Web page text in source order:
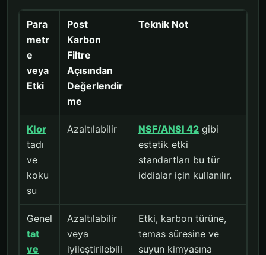
Para
metr
e
veya
Etki
Post
Karbon
Filtre
Açısından
Değerlendir
me
Teknik Not
Klor
tadı
ve
koku
su
Azaltılabilir NSF/ANSI 42 gibi
estetik etki
standartları bu tür
iddialar için kullanılır.
Genel
tat
ve
Azaltılabilir
veya
iyileştirilebili
Etki, karbon türüne,
temas süresine ve
suyun kimyasına